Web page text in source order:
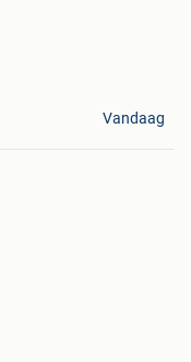
Vandaag